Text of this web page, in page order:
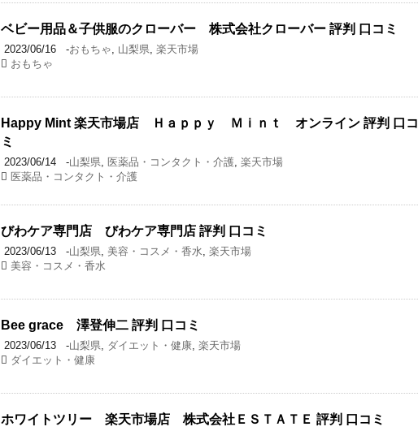
ベビー用品＆子供服のクローバー 株式会社クローバー 評判 口コミ
2023/06/16 -おもちゃ, 山梨県, 楽天市場
おもちゃ
Happy Mint 楽天市場店 Ｈａｐｐｙ Ｍｉｎｔ オンライン 評判 口コ
ミ
2023/06/14 -山梨県, 医薬品・コンタクト・介護, 楽天市場
医薬品・コンタクト・介護
びわケア専門店 びわケア専門店 評判 口コミ
2023/06/13 -山梨県, 美容・コスメ・香水, 楽天市場
美容・コスメ・香水
Bee grace 澤登伸二 評判 口コミ
2023/06/13 -山梨県, ダイエット・健康, 楽天市場
ダイエット・健康
ホワイトツリー 楽天市場店 株式会社ＥＳＴＡＴＥ 評判 口コミ